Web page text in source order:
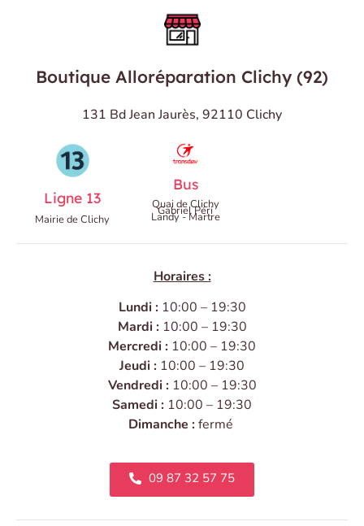
Boutique Alloréparation Clichy (92)
131 Bd Jean Jaurès, 92110 Clichy
Ligne 13
Mairie de Clichy
Bus
Quai de Clichy
Gabriel Péri
Landy - Martre
Horaires :
Lundi :10:00 – 19:30
Mardi :10:00 – 19:30
Mercredi : 10:00 – 19:30
Jeudi : 10:00 – 19:30
Vendredi :10:00 – 19:30
Samedi : 10:00 – 19:30
Dimanche :fermé
09 87 32 57 75